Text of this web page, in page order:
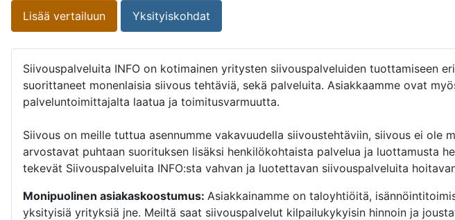
Lisää vertailuun
Yksityiskohdat
Siivouspalveluita INFO on kotimainen yritysten siivouspalveluiden tuottamiseen
suorittaneet monenlaisia siivous tehtäviä, sekä palveluita. Asiakkaamme ovat
palveluntoimittajalta laatua ja toimitusvarmuutta.
Siivous on meille tuttua asennumme vakavuudella siivoustehtäviin, siivous ei
arvostavat puhtaan suorituksen lisäksi henkilökohtaista palvelua ja luottamusta
tekevät Siivouspalveluita INFO:sta vahvan ja luotettavan siivouspalveluita
Monipuolinen asiakaskoostumus: Asiakkainamme on taloyhtiöitä,
yksityisiä yrityksiä jne. Meiltä saat siivouspalvelut kilpailukykyisin hinnoin ja